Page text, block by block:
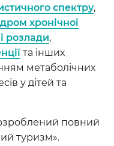
спектру,
хронічної
розлади,
та інших
метаболічних
у дітей та
повний
туризм».